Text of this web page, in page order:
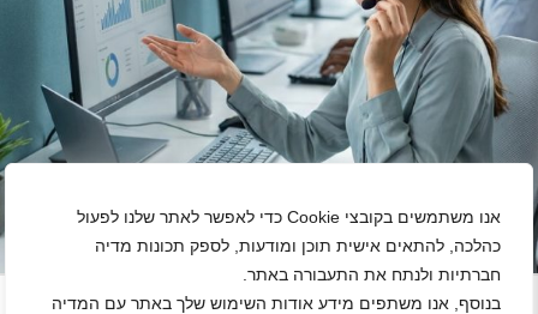
אנו משתמשים בקובצי Cookie כדי לאפשר לאתר שלנו לפעול
כהלכה, להתאים אישית תוכן ומודעות, לספק תכונות מדיה
חברתיות ולנתח את התעבורה באתר.
בנוסף, אנו משתפים מידע אודות השימוש שלך באתר עם המדיה
+